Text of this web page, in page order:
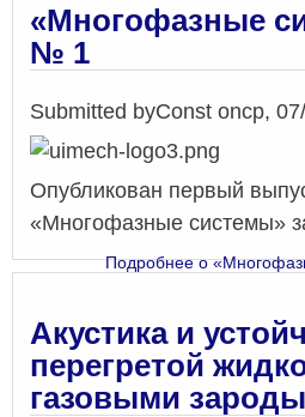
«Многофазные
№ 1
Submitted byConst onср,
Опубликован первый
«Многофазные системы»
Подробнеео
Акустика и
перегретой
газовыми